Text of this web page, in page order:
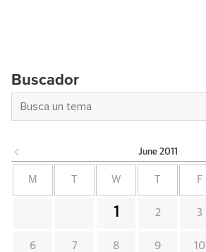
Buscador
June 2011
M W F
1 2 3
6 7 8 9 10